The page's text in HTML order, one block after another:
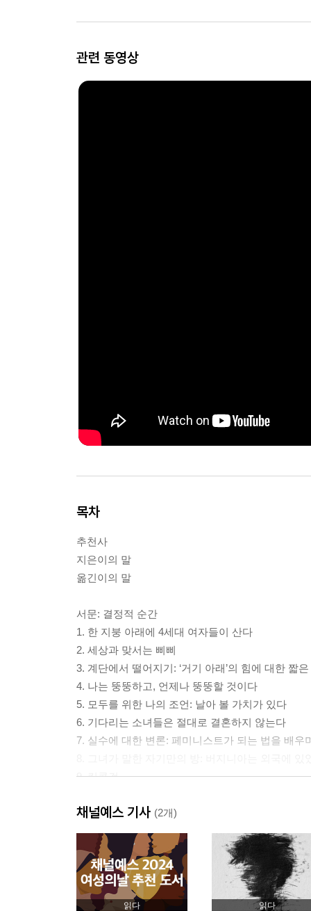
관련 동영상
목차
추천사
지은이의 말
옮긴이의 말
서문: 결정적 순간
1. 한 지붕 아래에 4세대 여자들이 산다
2. 세상과 맞서는 삐삐
3. 계단에서 떨어지기: ‘거기 아래’의 힘에 대한 짧
4. 나는 뚱뚱하고, 언제나 뚱뚱할 것이다
5. 모두를 위한 나의 조언: 날아 볼 가치가 있다
6. 기다리는 소녀들은 절대로 결혼하지 않는다
7. 실수에 대한 변론: 페미니스트가 되는 법을 배우
9. 킹콩걸
11. 나의 빨갱이 증조할머니의 목소리
12. 자매애를 담아서
감사의 말
부록: 페미니스트를 위한 독서 안내서
채널예스 기사 (2개)
읽다 읽다